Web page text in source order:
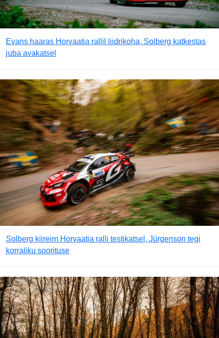
Evans haaras Horvaatia rallil liidrikoha, Solberg katkestas
juba avakatsel
Solberg kiireim Horvaatia ralli testikatsel, Jürgenson tegi
korraliku soorituse